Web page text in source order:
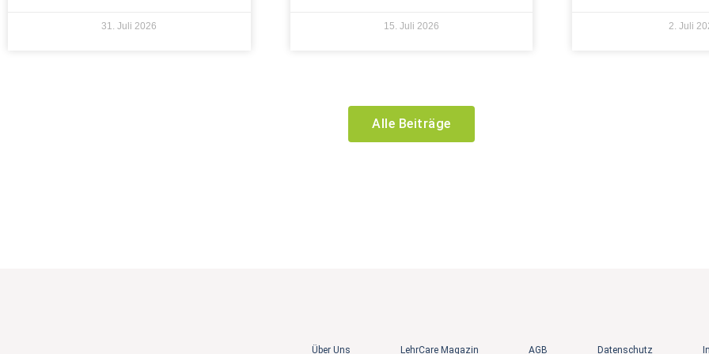
31. Juli 2026 15. Juli 2026 2. Juli
Alle Beiträge
Über Uns LehrCare Magazin AGB Datenschutz